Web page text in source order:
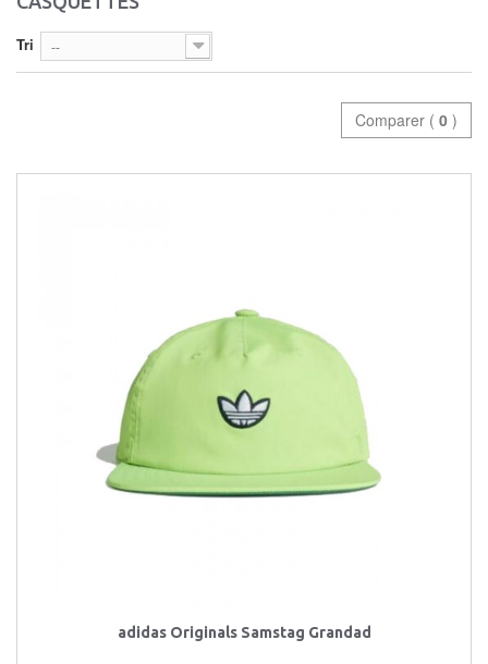
Tri --
Comparer ( 0 )
adidas Originals Samstag Grandad